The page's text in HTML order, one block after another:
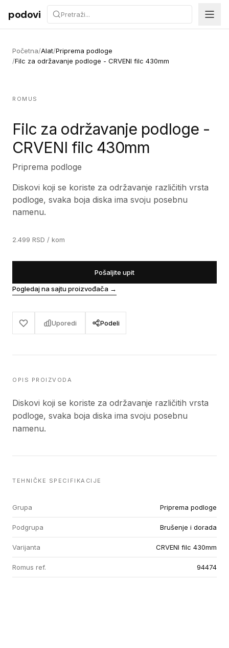
Preskoči na sadržaj
podovi
Početna/Alat/Priprema podloge
/Filc za održavanje podloge - CRVENI filc 430mm
ROMUS
Filc za održavanje podloge -
CRVENI filc 430mm
Priprema podloge
Diskovi koji se koriste za održavanje različitih vrsta
podloge, svaka boja diska ima svoju posebnu
namenu.
2.499 RSD / kom
Pošaljite upit
Pogledaj na sajtu proizvođača →
Uporedi Podeli
OPIS PROIZVODA
Diskovi koji se koriste za održavanje različitih vrsta
podloge, svaka boja diska ima svoju posebnu
namenu.
TEHNIČKE SPECIFIKACIJE
Grupa Priprema podloge
Podgrupa Brušenje i dorada
Varijanta CRVENI filc 430mm
Romus ref. 94474